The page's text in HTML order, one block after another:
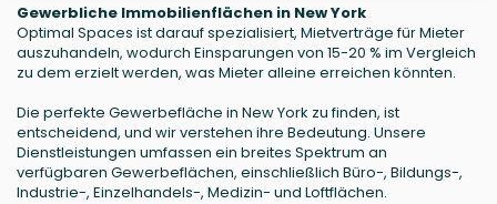
Gewerbliche Immobilienflächen in New York
Optimal Spaces ist darauf spezialisiert, Mietverträge für Mieter
auszuhandeln, wodurch Einsparungen von 15-20 % im Vergleich
zu dem erzielt werden, was Mieter alleine erreichen könnten.
Die perfekte Gewerbefläche in New York zu finden, ist
entscheidend, und wir verstehen ihre Bedeutung. Unsere
Dienstleistungen umfassen ein breites Spektrum an
verfügbaren Gewerbeflächen, einschließlich Büro-, Bildungs-,
Industrie-, Einzelhandels-, Medizin- und Loftflächen.